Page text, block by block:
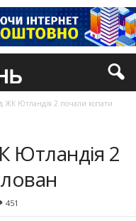
ЖК Ютландія 2 почали копати
Ютландія 2
451